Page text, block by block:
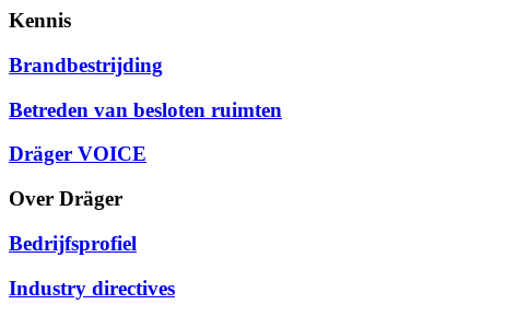
Kennis
Brandbestrijding
Betreden van besloten ruimten
Dräger VOICE
Over Dräger
Bedrijfsprofiel
Industry directives